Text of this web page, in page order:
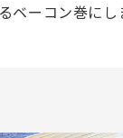
ベーコン巻に